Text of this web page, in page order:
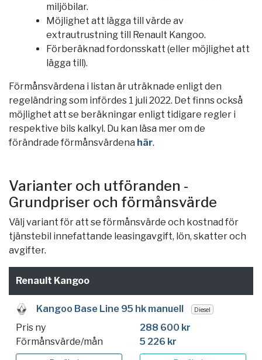
miljöbilar.
Möjlighet att lägga till värde av
extrautrustning till Renault Kangoo.
Förberäknad fordonsskatt (eller möjlighet att
lägga till).
Förmånsvärdena i listan är uträknade enligt den
regeländring som infördes 1 juli 2022. Det finns också
möjlighet att se beräkningar enligt tidigare regler i
respektive bils kalkyl. Du kan läsa mer om de
förändrade förmånsvärdena här.
Varianter och utföranden -
Grundpriser och förmånsvärde
Välj variant för att se förmånsvärde och kostnad för
tjänstebil innefattande leasingavgift, lön, skatter och
avgifter.
Renault Kangoo
Kangoo Base Line 95 hk manuell Diesel
Pris ny
288 600 kr
Förmånsvärde/mån
5 226 kr